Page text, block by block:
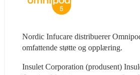
Nordic Infucare distribuerer
omfattende støtte og opplæring.
Insulet Corporation (produsent)